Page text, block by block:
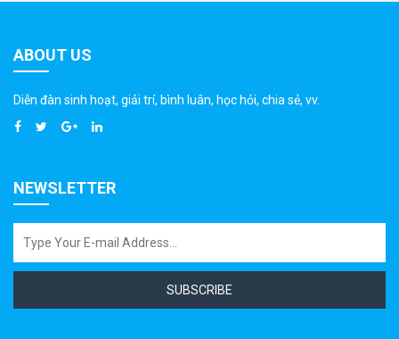
ABOUT US
Diễn đàn sinh hoạt, giải trí, bình luân, học hỏi, chia sẻ, vv.
NEWSLETTER
SUBSCRIBE